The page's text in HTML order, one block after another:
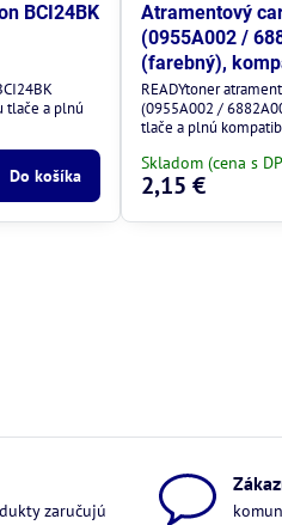
BCI24BK
tlače a plnú
Do košíka
Atramentový
(0955A002 /
(farebný),
READYtoner
(0955A002 /
tlače a plnú
Skladom (cena s
2,15 €
zaručujú